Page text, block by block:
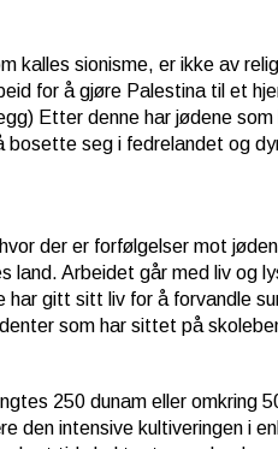
kalles sionisme, er ikke av
for å gjøre Palestina til et
Etter denne har jødene
bosette seg i fedrelandet og
der er forfølgelser mot
land. Arbeidet går med liv og
har gitt sitt liv for å forvandle
som har sittet på
250 dunam eller omkring
den intensive kultiveringen i